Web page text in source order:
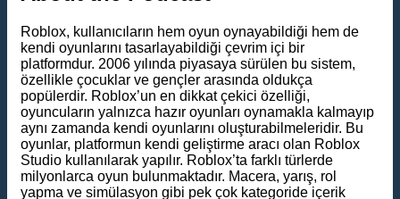
Roblox, kullanıcıların hem oyun oynayabildiği hem de
kendi oyunlarını tasarlayabildiği çevrim içi bir
platformdur. 2006 yılında piyasaya sürülen bu sistem,
özellikle çocuklar ve gençler arasında oldukça
popülerdir. Roblox’un en dikkat çekici özelliği,
oyuncuların yalnızca hazır oyunları oynamakla kalmayıp
aynı zamanda kendi oyunlarını oluşturabilmeleridir. Bu
oyunlar, platformun kendi geliştirme aracı olan Roblox
Studio kullanılarak yapılır. Roblox’ta farklı türlerde
milyonlarca oyun bulunmaktadır. Macera, yarış, rol
yapma ve simülasyon gibi pek çok kategoride içerik